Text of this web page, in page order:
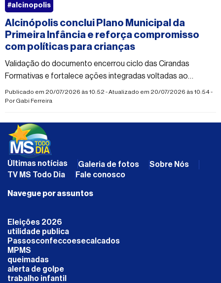
Alcinópolis conclui Plano Municipal da
Primeira Infância e reforça compromisso
com políticas para crianças
Validação do documento encerrou ciclo das Cirandas
Formativas e fortalece ações integradas voltadas ao
desenvolvimento infantil
Publicado em 20/07/2026 às 10:52 - Atualizado em 20/07/2026 às 10:54 -
PorGabi Ferreira
#alcinopolis
Últimas notícias Galeria de fotos
Sobre Nós
TV MS Todo Dia
Fale conosco
Navegue por assuntos
Eleições 2026
utilidade publica
Passosconfeccoesecalcados
MPMS
queimadas
alerta de golpe
trabalho infantil